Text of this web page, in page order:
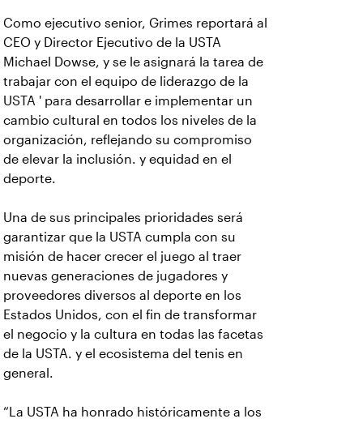
Como ejecutivo senior, Grimes reportará al
CEO y Director Ejecutivo de la USTA
Michael Dowse, y se le asignará la tarea de
trabajar con el equipo de liderazgo de la
USTA ' para desarrollar e implementar un
cambio cultural en todos los niveles de la
organización, reflejando su compromiso
de elevar la inclusión. y equidad en el
deporte.
Una de sus principales prioridades será
garantizar que la USTA cumpla con su
misión de hacer crecer el juego al traer
nuevas generaciones de jugadores y
proveedores diversos al deporte en los
Estados Unidos, con el fin de transformar
el negocio y la cultura en todas las facetas
de la USTA. y el ecosistema del tenis en
general.
“La USTA ha honrado históricamente a los